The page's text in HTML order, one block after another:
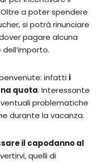
a poter spendere
si potrà rinunciare
pagare alcuna
infatti i
quota. Interessante
problematiche
durante la vacanza.
il capodanno al
quelli di